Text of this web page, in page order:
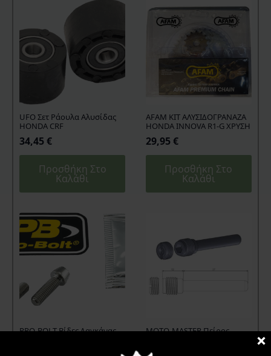
UFO Σετ Ράουλα Αλυσίδας
HONDA CRF
34,45 €
Προσθήκη Στο
Καλάθι
AFAM KIT ΑΛΥΣΙΔΟΓΡΑΝΑΖΑ
HONDA INNOVA R1-G ΧΡΥΣΗ
29,95 €
Προσθήκη Στο
Καλάθι
PRO-BOLT Βίδες Δαγκάνας
MOTO-MASTER Πείρος